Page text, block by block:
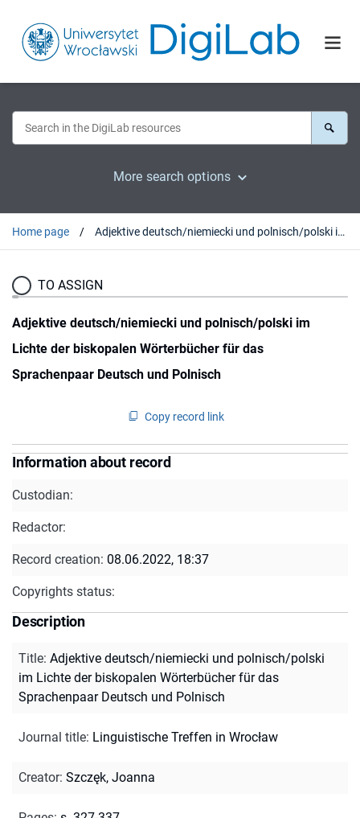
More search options
Home page Adjektive deutsch/niemiecki und polnisch/polski im Lichte der biskopalen Wörterbücher für das Sprachenpaar Deutsch und Polnisch
TO ASSIGN
Adjektive deutsch/niemiecki und polnisch/polski im
Lichte der biskopalen Wörterbücher für das
Sprachenpaar Deutsch und Polnisch
Copy record link
Information about record
Custodian:
Redactor:
Record creation: 08.06.2022, 18:37
Copyrights status:
Description
Title: Adjektive deutsch/niemiecki und polnisch/polski
im Lichte der biskopalen Wörterbücher für das
Sprachenpaar Deutsch und Polnisch
Journal title: Linguistische Treffen in Wrocław
Creator: Szczęk, Joanna